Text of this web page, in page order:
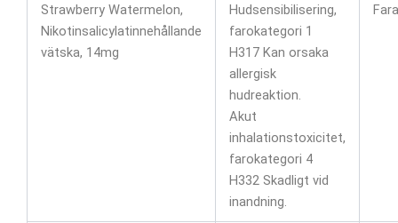
Strawberry Watermelon,
Nikotinsalicylatinnehållande
vätska, 14mg
Hudsensibilisering,
farokategori 1
H317 Kan orsaka
allergisk
hudreaktion.
Akut
inhalationstoxicitet,
farokategori 4
H332 Skadligt vid
inandning.
Fara